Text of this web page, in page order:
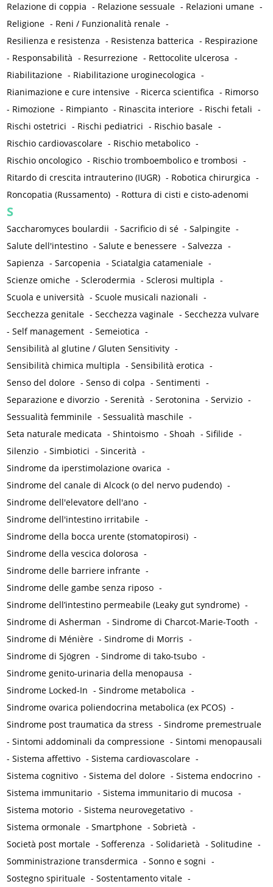
Relazione di coppia - Relazione sessuale - Relazioni umane -
Religione - Reni / Funzionalità renale -
Resilienza e resistenza - Resistenza batterica - Respirazione
- Responsabilità - Resurrezione - Rettocolite ulcerosa -
Riabilitazione - Riabilitazione uroginecologica -
Rianimazione e cure intensive - Ricerca scientifica - Rimorso
- Rimozione - Rimpianto - Rinascita interiore - Rischi fetali -
Rischi ostetrici - Rischi pediatrici - Rischio basale -
Rischio cardiovascolare - Rischio metabolico -
Rischio oncologico - Rischio tromboembolico e trombosi -
Ritardo di crescita intrauterino (IUGR) - Robotica chirurgica -
Roncopatia (Russamento) - Rottura di cisti e cisto-adenomi
S
Saccharomyces boulardii -Sacrificio di sé -Salpingite -
Salute dell'intestino -Salute e benessere -Salvezza -
Sapienza -Sarcopenia -Sciatalgia catameniale -
Scienze omiche -Sclerodermia -Sclerosi multipla -
Scuola e università -Scuole musicali nazionali -
Secchezza genitale -Secchezza vaginale -Secchezza vulvare
-Self management -Semeiotica -
Sensibilità al glutine / Gluten Sensitivity -
Sensibilità chimica multipla -Sensibilità erotica -
Senso del dolore -Senso di colpa -Sentimenti -
Separazione e divorzio -Serenità -Serotonina -Servizio -
Sessualità femminile -Sessualità maschile -
Seta naturale medicata -Shintoismo -Shoah -Sifilide -
Silenzio -Simbiotici -Sincerità -
Sindrome da iperstimolazione ovarica -
Sindrome del canale di Alcock (o del nervo pudendo) -
Sindrome dell'elevatore dell'ano -
Sindrome dell'intestino irritabile -
Sindrome della bocca urente (stomatopirosi) -
Sindrome della vescica dolorosa -
Sindrome delle barriere infrante -
Sindrome delle gambe senza riposo -
Sindrome dell’intestino permeabile (Leaky gut syndrome) -
Sindrome di Asherman -Sindrome di Charcot-Marie-Tooth -
Sindrome di Ménière -Sindrome di Morris -
Sindrome di Sjögren -Sindrome di tako-tsubo -
Sindrome genito-urinaria della menopausa -
Sindrome Locked-In -Sindrome metabolica -
Sindrome ovarica poliendocrina metabolica (ex PCOS) -
Sindrome post traumatica da stress -Sindrome premestruale
-Sintomi addominali da compressione -Sintomi menopausali
-Sistema affettivo -Sistema cardiovascolare -
Sistema cognitivo -Sistema del dolore -Sistema endocrino -
Sistema immunitario -Sistema immunitario di mucosa -
Sistema motorio -Sistema neurovegetativo -
Sistema ormonale -Smartphone -Sobrietà -
Società post mortale -Sofferenza -Solidarietà -Solitudine -
Somministrazione transdermica -Sonno e sogni -
Sostegno spirituale -Sostentamento vitale -